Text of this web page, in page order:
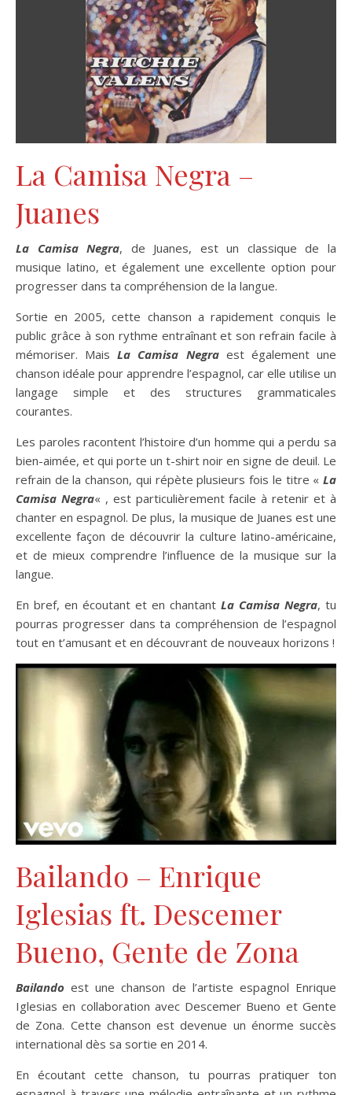
La Camisa Negra –
Juanes
La Camisa Negra, de Juanes, est un classique de la
musique latino, et également une excellente option pour
progresser dans ta compréhension de la langue.
Sortie en 2005, cette chanson a rapidement conquis le
public grâce à son rythme entraînant et son refrain facile à
mémoriser. MaisLa Camisa Negraest également une
chanson idéale pour apprendre l’espagnol, car elle utilise un
langage simple et des structures grammaticales
courantes.
Les paroles racontent l’histoire d’un homme qui a perdu sa
bien-aimée, et qui porte un t-shirt noir en signe de deuil. Le
refrain de la chanson, qui répète plusieurs fois le titre « La
Camisa Negra« , est particulièrement facile à retenir et à
chanter en espagnol. De plus, la musique de Juanes est une
excellente façon de découvrir la culture latino-américaine,
et de mieux comprendre l’influence de la musique sur la
langue.
En bref, en écoutant et en chantant La Camisa Negra, tu
pourras progresser dans ta compréhension de l’espagnol
tout en t’amusant et en découvrant de nouveaux horizons !
Bailando – Enrique
Iglesias ft. Descemer
Bueno, Gente de Zona
Bailando est une chanson de l’artiste espagnol Enrique
Iglesias en collaboration avec Descemer Bueno et Gente
de Zona. Cette chanson est devenue un énorme succès
international dès sa sortie en 2014.
En écoutant cette chanson, tu pourras pratiquer ton